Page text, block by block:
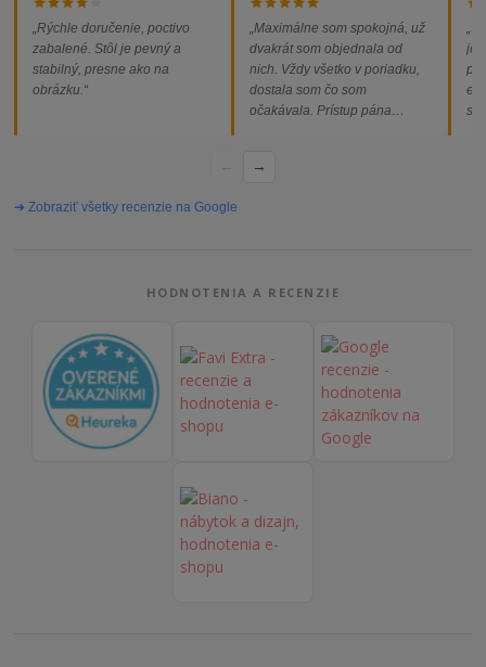
„Rýchle doručenie, poctivo
zabalené. Stôl je pevný a
stabilný, presne ako na
obrázku.“
„Maximálne som spokojná, už
dvakrát som objednala od
nich. Vždy všetko v poriadku,
dostala som čo som
očakávala. Prístup pána
problémov. Vrele odporúčam!“
→
➔ Zobraziť všetky recenzie na Google
HODNOTENIA A RECENZIE